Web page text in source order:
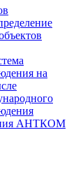
на
АНТКОМ